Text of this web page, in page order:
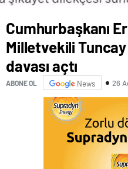
Cumhurbaşkanı
Milletvekili
davası açtı
ABONE OL News 26